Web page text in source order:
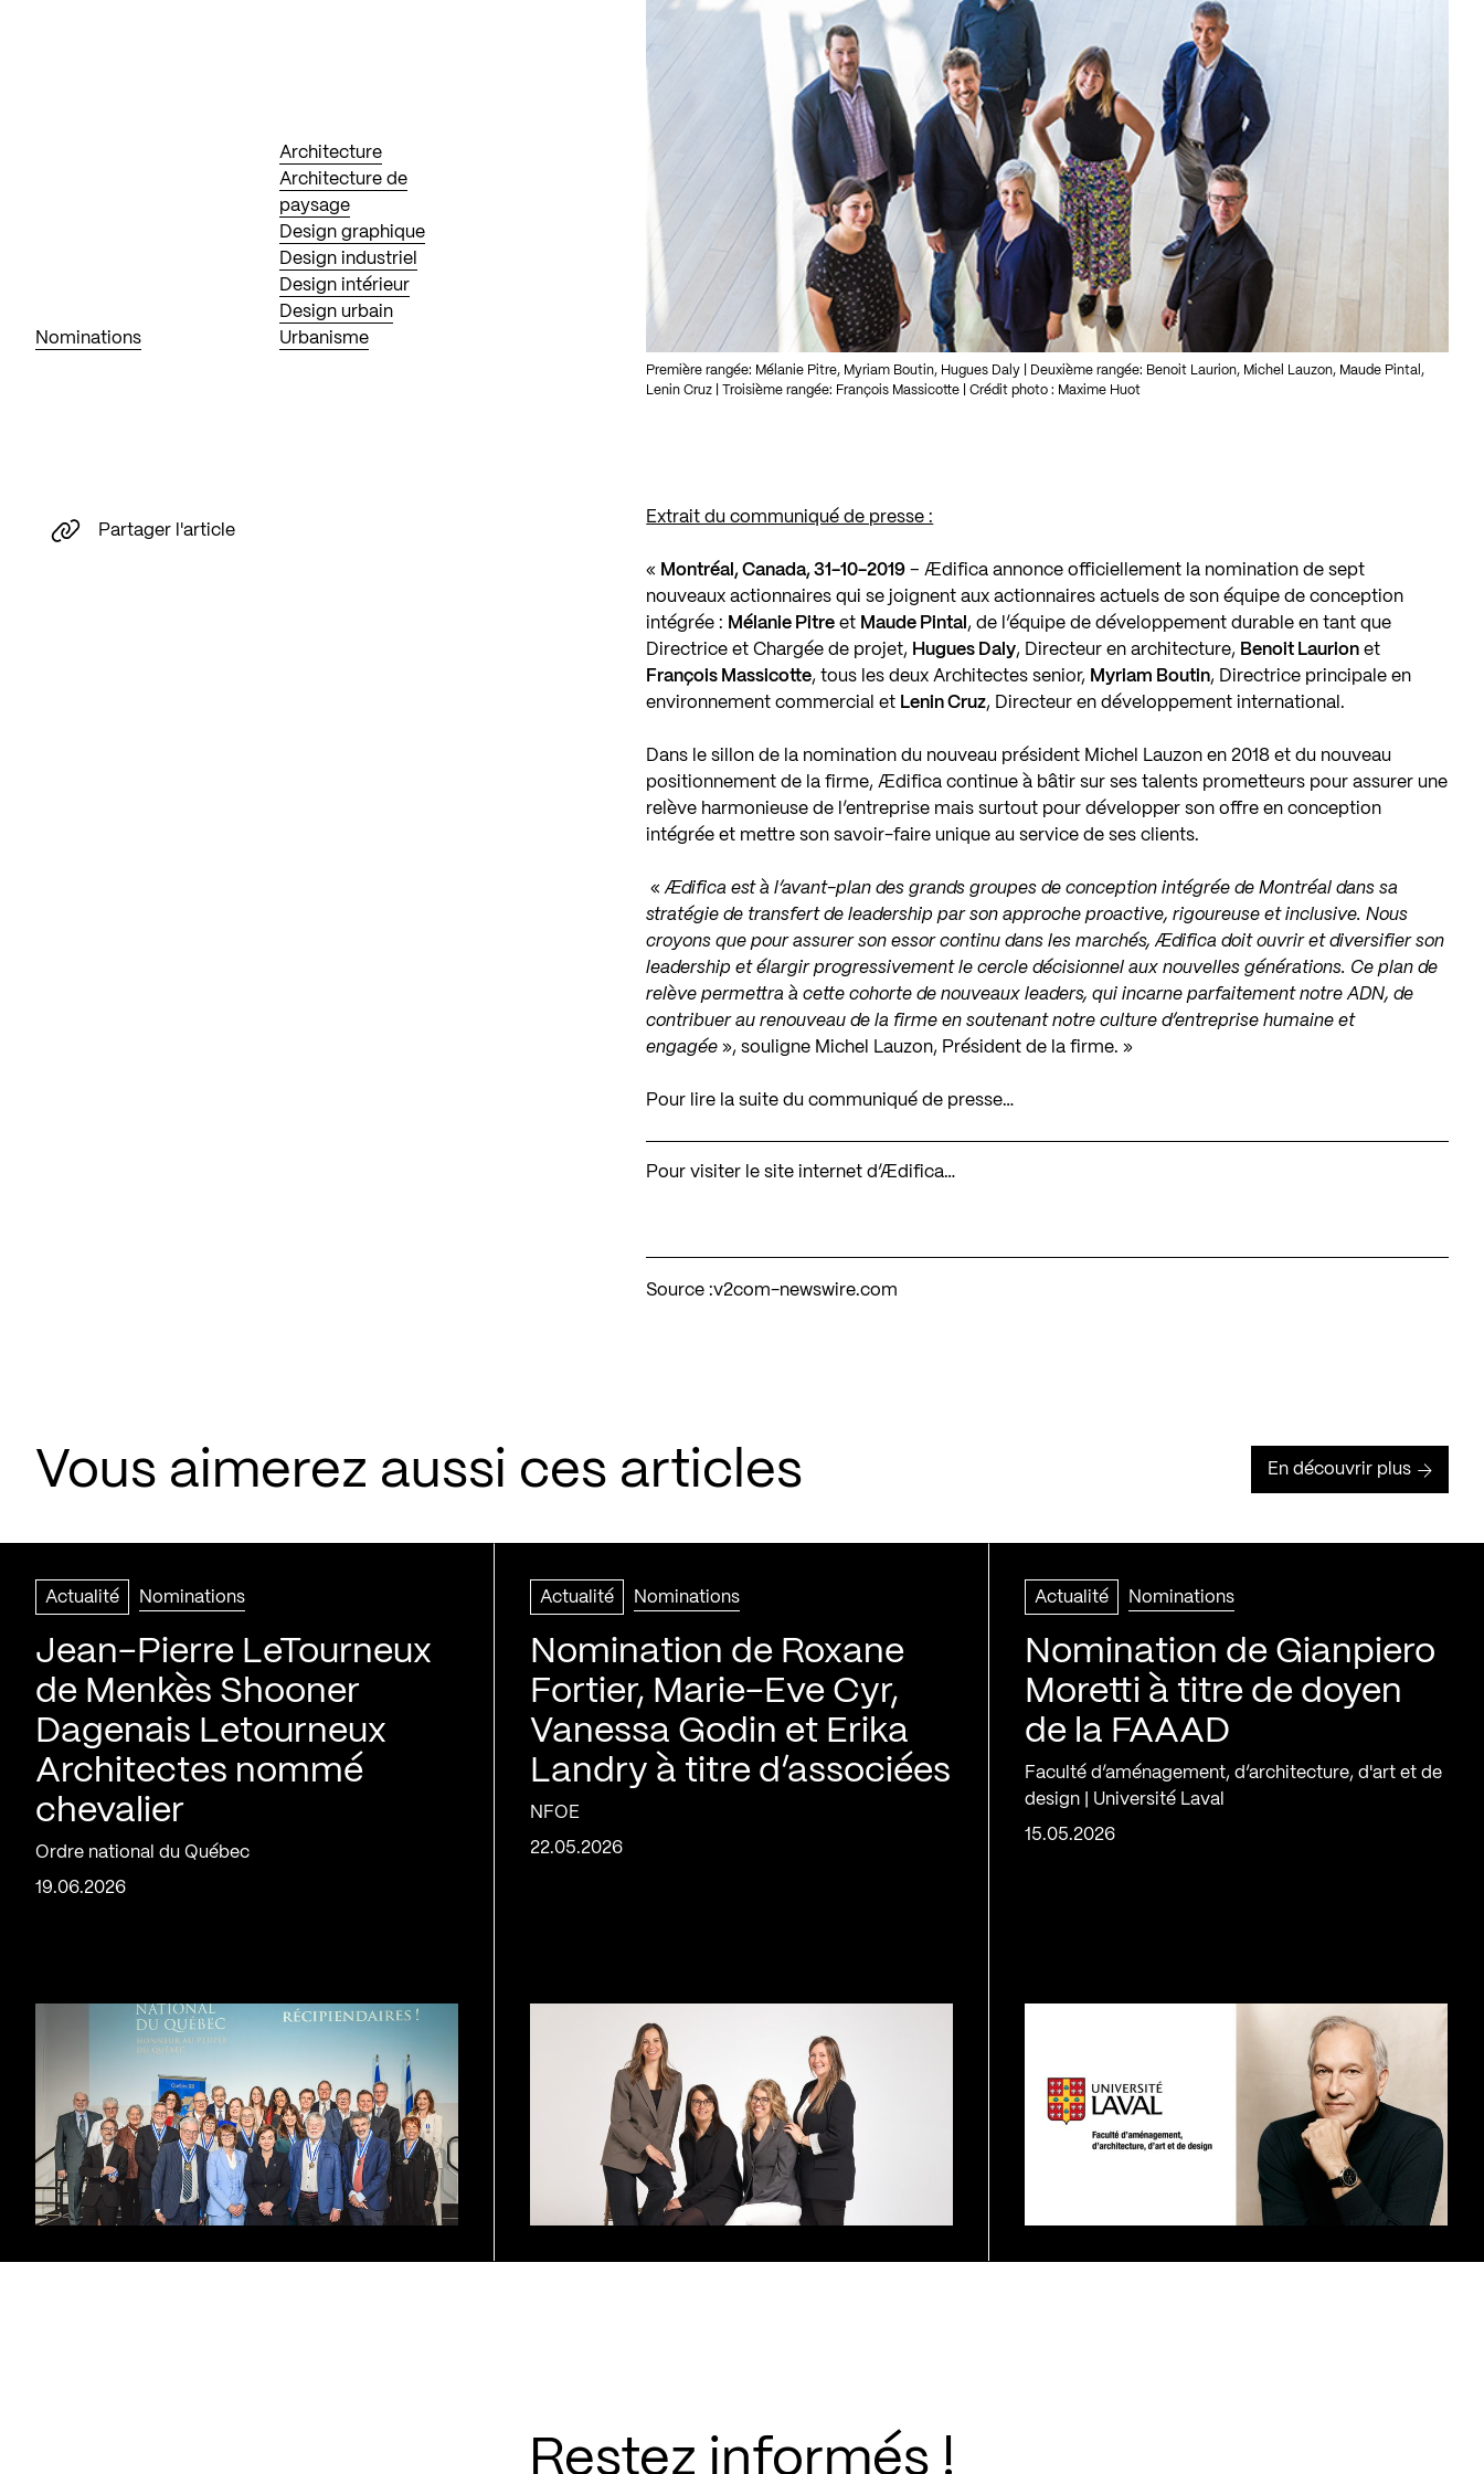
Nominations
Architecture
Architecture de
paysage
Design graphique
Design industriel
Design intérieur
Design urbain
Urbanisme
Première rangée: Mélanie Pitre, Myriam Boutin, Hugues Daly | Deuxième rangée: Benoit Laurion, Michel Lauzon, Maude Pintal,
Lenin Cruz | Troisième rangée: François Massicotte | Crédit photo : Maxime Huot
Extrait du communiqué de presse :
« Montréal, Canada, 31-10-2019 – Ædifica annonce officiellement la nomination de sept
nouveaux actionnaires qui se joignent aux actionnaires actuels de son équipe de conception
intégrée : Mélanie Pitre et Maude Pintal , de l’équipe de développement durable en tant que
Directrice et Chargée de projet, Hugues Daly, Directeur en architecture, Benoit Laurion et
François Massicotte, tous les deux Architectes senior, Myriam Boutin, Directrice principale en
environnement commercial et Lenin Cruz, Directeur en développement international.
Dans le sillon de la nomination du nouveau président Michel Lauzon en 2018 et du nouveau
positionnement de la firme, Ædifica continue à bâtir sur ses talents prometteurs pour assurer une
relève harmonieuse de l’entreprise mais surtout pour développer son offre en conception
intégrée et mettre son savoir-faire unique au service de ses clients.
«Ædifica est à l’avant-plan des grands groupes de conception intégrée de Montréal dans sa
stratégie de transfert de leadership par son approche proactive, rigoureuse et inclusive. Nous
croyons que pour assurer son essor continu dans les marchés, Ædifica doit ouvrir et diversifier son
leadership et élargir progressivement le cercle décisionnel aux nouvelles générations. Ce plan de
relève permettra à cette cohorte de nouveaux leaders, qui incarne parfaitement notre ADN, de
contribuer au renouveau de la firme en soutenant notre culture d’entreprise humaine et
engagée», souligne Michel Lauzon, Président de la firme. »
Pour lire la suite du communiqué de presse…
Pour visiter le site internet d’Ædifica…
Source :v2com-newswire.com
Partager l'article
Vous aimerez aussi ces articles En découvrir plus
Actualité Nominations
Jean-Pierre LeTourneux
de Menkès Shooner
Dagenais Letourneux
Architectes nommé
chevalier
Ordre national du Québec
19.06.2026
Actualité Nominations
Nomination de Roxane
Fortier, Marie-Eve Cyr,
Vanessa Godin et Erika
Landry à titre d’associées
NFOE
22.05.2026
Actualité Nominations
Nomination de Gianpiero
Moretti à titre de doyen
de la FAAAD
Faculté d’aménagement, d’architecture, d'art et de
design | Université Laval
15.05.2026
Restez informés !